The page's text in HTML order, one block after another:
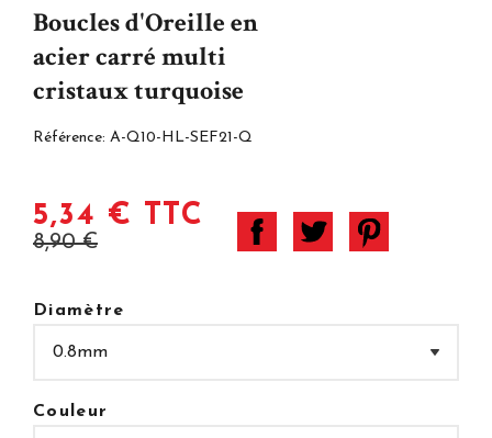
Boucles d'Oreille en
acier carré multi
cristaux turquoise
Référence: A-Q10-HL-SEF21-Q
5,34 € TTC
8,90 €
Diamètre
Couleur